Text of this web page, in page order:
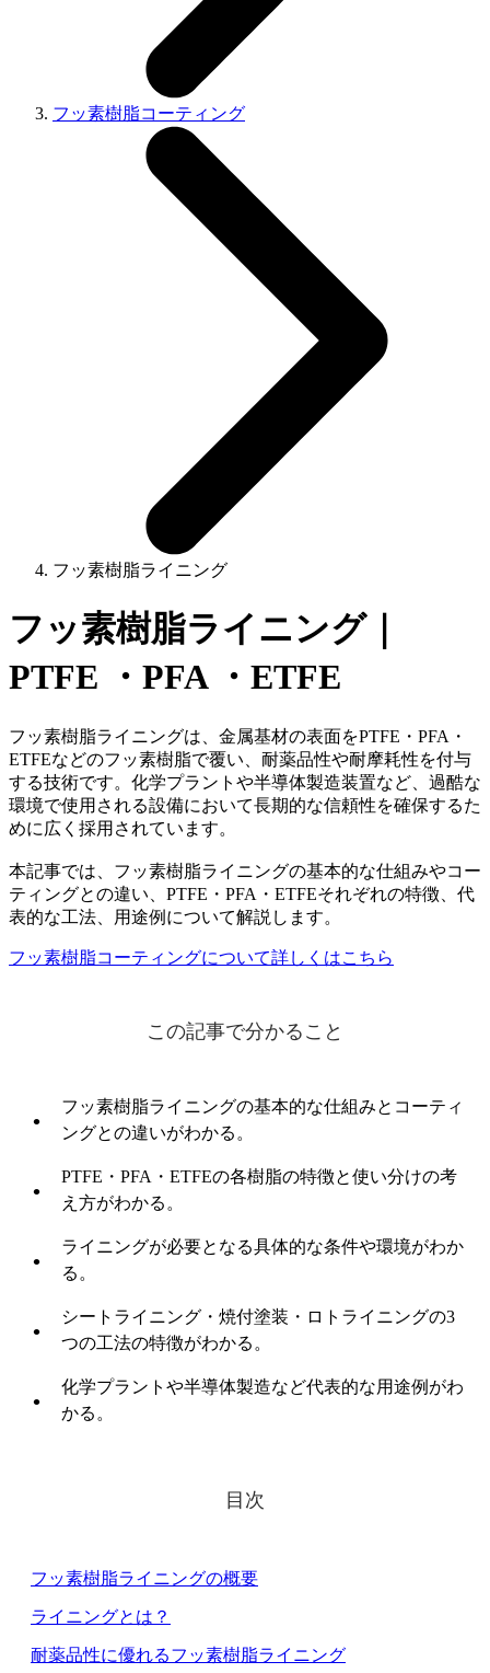
フッ素樹脂コーティング
フッ素樹脂ライニング
フッ素樹脂ライニング｜
PTFE ・PFA ・ETFE
フッ素樹脂ライニングは、金属基材の表面をPTFE・PFA・
ETFEなどのフッ素樹脂で覆い、耐薬品性や耐摩耗性を付与
する技術です。化学プラントや半導体製造装置など、過酷な
環境で使用される設備において長期的な信頼性を確保するた
めに広く採用されています。
本記事では、フッ素樹脂ライニングの基本的な仕組みやコー
ティングとの違い、PTFE・PFA・ETFEそれぞれの特徴、代
表的な工法、用途例について解説します。
フッ素樹脂コーティングについて詳しくはこちら
この記事で分かること
フッ素樹脂ライニングの基本的な仕組みとコーティ
ングとの違いがわかる。
PTFE・PFA・ETFEの各樹脂の特徴と使い分けの考
え方がわかる。
ライニングが必要となる具体的な条件や環境がわか
る。
シートライニング・焼付塗装・ロトライニングの3
つの工法の特徴がわかる。
化学プラントや半導体製造など代表的な用途例がわ
かる。
目次
フッ素樹脂ライニングの概要
ライニングとは？
耐薬品性に優れるフッ素樹脂ライニング